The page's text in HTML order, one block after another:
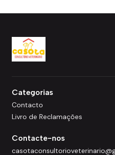
Categorias
Contacto
Livro de Reclamações
Contacte-nos